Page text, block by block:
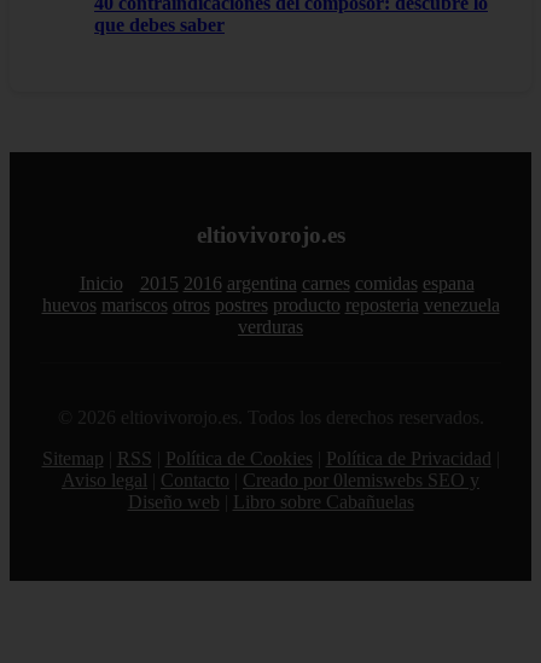
que debes saber
eltiovivorojo.es
Inicio 2015 2016 argentina carnes comidas espana
huevos mariscos otros postres producto reposteria venezuela
verduras
© 2026 eltiovivorojo.es. Todos los derechos reservados.
Sitemap
RSS Política de Cookies Política de Privacidad
Aviso legal
Contacto
Creado por 0lemiswebs SEO y
Diseño web
Libro sobre Cabañuelas